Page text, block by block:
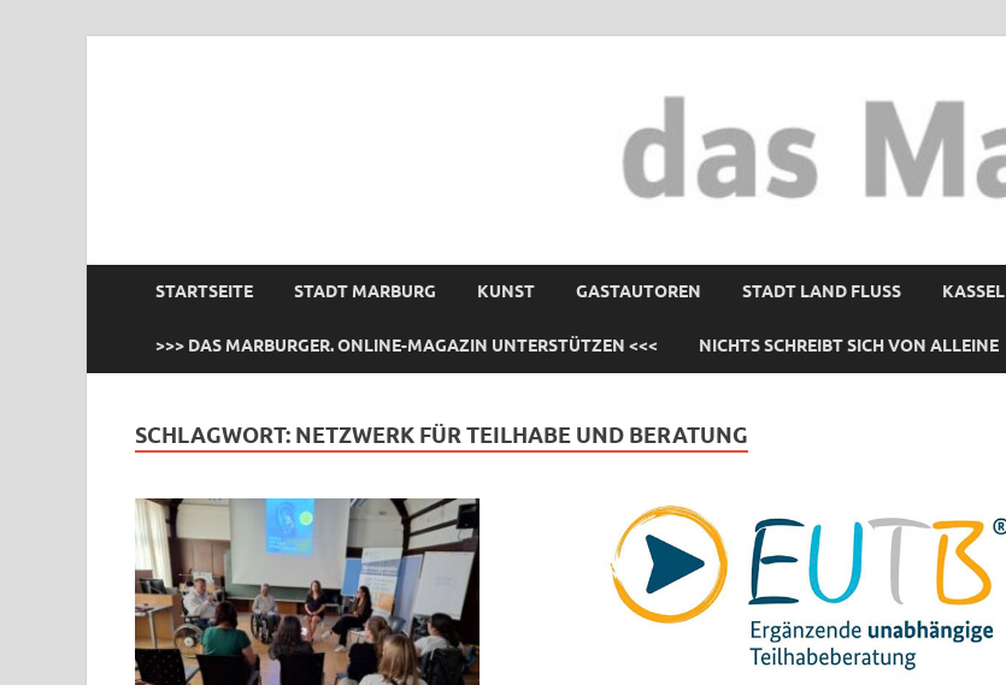
STARTSEITE STADT MARBURG KUNST GASTAUTOREN STADT LAND FLUSS KASSEL
>>> DAS MARBURGER. ONLINE-MAGAZIN UNTERSTÜTZEN <<< NICHTS SCHREIBT SICH VON ALLEINE
SCHLAGWORT: NETZWERK FÜR TEILHABE UND BERATUNG